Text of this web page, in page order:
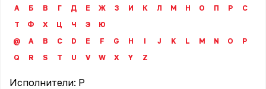
А Б В Г Д Е Ж З И К Л М Н О П Р
С
Т
Ф Х Ц Ч Э
Ю
@
A B C D E F G H I J K L M N O
P
Q
R S T U V W X Y Z
Исполнители: P